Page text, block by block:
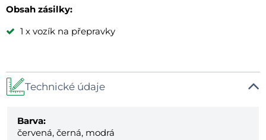
Obsah zásilky:
1 x vozík na přepravky
Technické údaje
Barva:
červená, černá, modrá